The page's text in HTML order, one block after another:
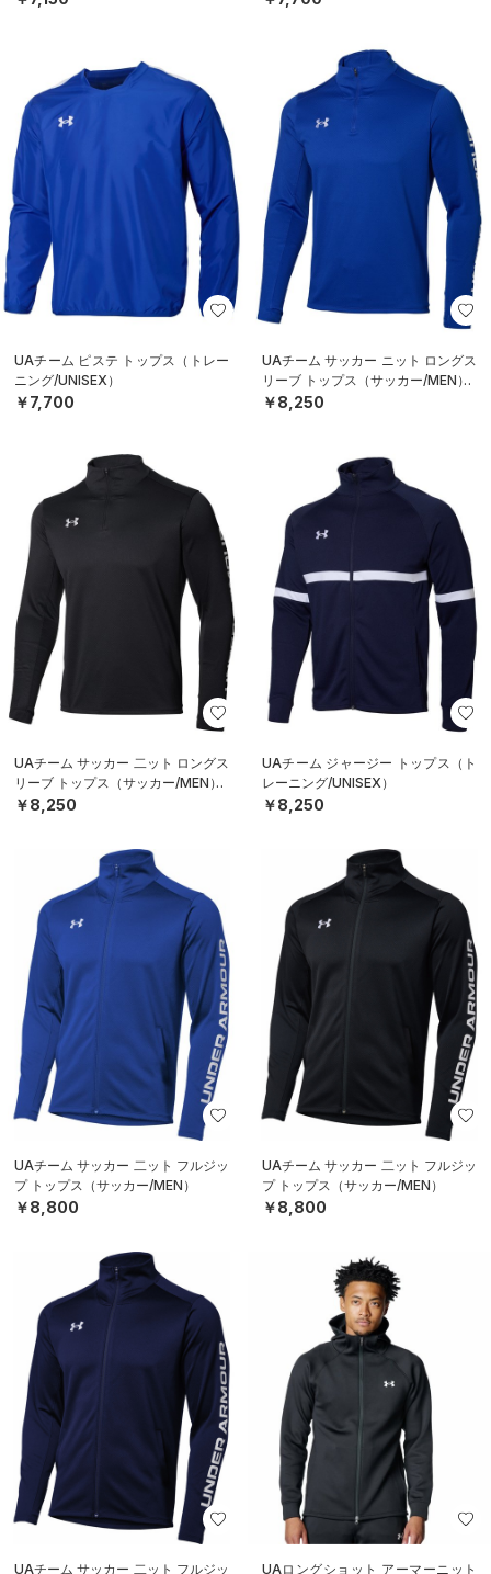
UAチーム ピステ トップス（トレー
ニング/UNISEX）
￥7,700
UAチーム サッカー ニット ロングス
リーブ トップス（サッカー/MEN）
￥8,250
UAチーム サッカー 二ット ロングス
リーブ トップス（サッカー/MEN）
￥8,250
UAチーム ジャージー トップス（ト
レーニング/UNISEX）
￥8,250
UAチーム サッカー 二ット フルジッ
プ トップス（サッカー/MEN）
￥8,800
UAチーム サッカー 二ット フルジッ
プ トップス（サッカー/MEN）
￥8,800
UAチーム サッカー 二ット フルジッ
UAロングショット アーマーニット